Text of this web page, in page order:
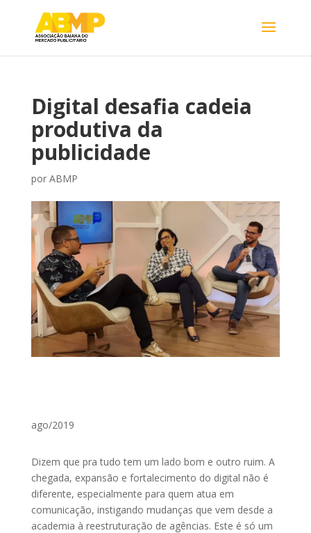
Digital desafia cadeia
produtiva da
publicidade
por ABMP
ago/2019
Dizem que pra tudo tem um lado bom e outro ruim. A
chegada, expansão e fortalecimento do digital não é
diferente, especialmente para quem atua em
comunicação, instigando mudanças que vem desde a
academia à reestruturação de agências. Este é só um